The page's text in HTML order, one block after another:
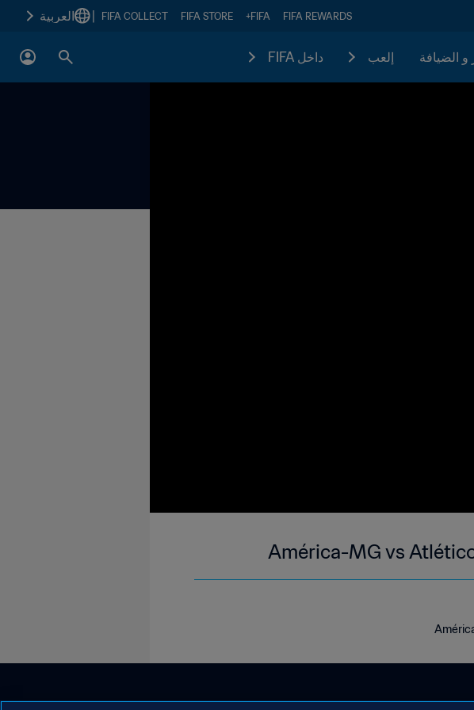
FIFA REWARDS
FIFA+
FIFA STORE
FIFA COLLECT العربية
و الضيافة إلعب داخل FIFA
América-MG vs